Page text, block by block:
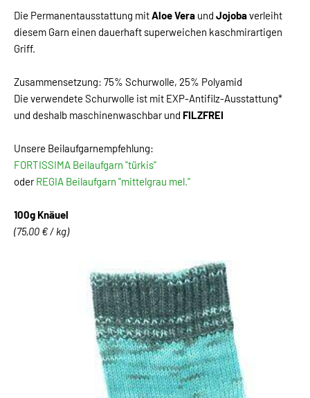
Die Permanentausstattung mitAloe Vera und Jojobaverleiht
diesem Garn einen dauerhaft superweichen kaschmirartigen
Griff.
Zusammensetzung: 75% Schurwolle, 25% Polyamid
Die verwendete Schurwolle ist mit EXP-Antifilz-Ausstattung*
und deshalb maschinenwaschbar und FILZFREI
Unsere Beilaufgarnempfehlung:
FORTISSIMA Beilaufgarn "türkis"
oderREGIA Beilaufgarn "mittelgrau mel."
100g Knäuel
(75,00 € / kg)